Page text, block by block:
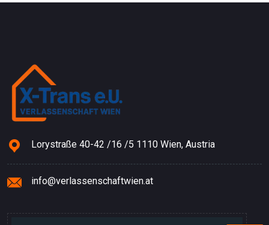
Lorystraße 40-42 /16 /5 1110 Wien, Austria
info@verlassenschaftwien.at